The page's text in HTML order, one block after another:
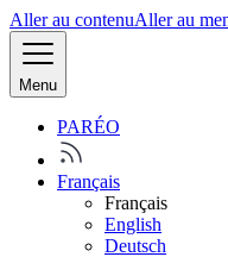
Aller au contenuAller au
Menu
PARÉO
Français
Français
English
Deutsch